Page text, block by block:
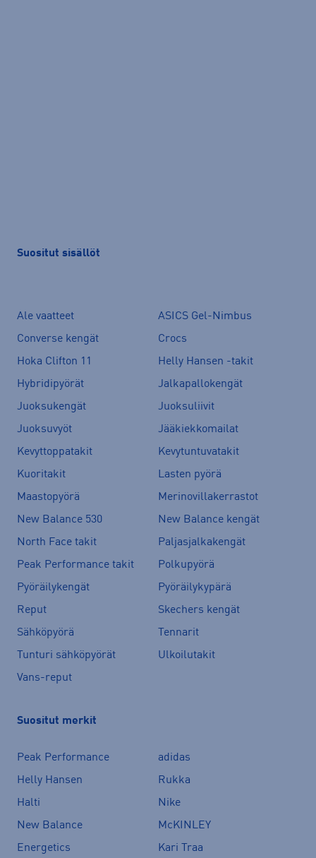
Suositut sisällöt
Ale vaatteet
ASICS Gel-Nimbus
Converse kengät
Crocs
Hoka Clifton 11
Helly Hansen -takit
Hybridipyörät
Jalkapallokengät
Juoksukengät
Juoksuliivit
Juoksuvyöt
Jääkiekkomailat
Kevyttoppatakit
Kevytuntuvatakit
Kuoritakit
Lasten pyörä
Maastopyörä
Merinovillakerrastot
New Balance 530
New Balance kengät
North Face takit
Paljasjalkakengät
Peak Performance takit
Polkupyörä
Pyöräilykengät
Pyöräilykypärä
Reput
Skechers kengät
Sähköpyörä
Tennarit
Tunturi sähköpyörät
Ulkoilutakit
Vans-reput
Suositut merkit
Peak Performance
adidas
Helly Hansen
Rukka
Halti
Nike
New Balance
McKINLEY
Energetics
Kari Traa